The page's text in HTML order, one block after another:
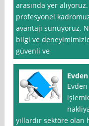
arasında yer alıyoruz.
profesyonel
avantajı sunuyoruz.
bilgi ve
güvenli ve
yıllardır sektöre